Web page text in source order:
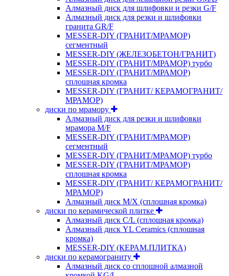
Алмазный диск для шлифовки и резки G/F
Алмазный диск для резки и шлифовки
гранита GR/F
MESSER-DIY (ГРАНИТ/МРАМОР)
сегментный
MESSER-DIY (ЖЕЛЕЗОБЕТОН/ГРАНИТ)
MESSER-DIY (ГРАНИТ/МРАМОР) турбо
MESSER-DIY (ГРАНИТ/МРАМОР)
сплошная кромка
MESSER-DIY (ГРАНИТ/ КЕРАМОГРАНИТ/
МРАМОР)
диски по мрамору
Алмазный диск для резки и шлифовки
мрамора M/F
MESSER-DIY (ГРАНИТ/МРАМОР)
сегментный
MESSER-DIY (ГРАНИТ/МРАМОР) турбо
MESSER-DIY (ГРАНИТ/МРАМОР)
сплошная кромка
MESSER-DIY (ГРАНИТ/ КЕРАМОГРАНИТ/
МРАМОР)
Алмазный диск M/X (сплошная кромка)
диски по керамической плитке
Алмазный диск C/L (сплошная кромка)
Алмазный диск YL Ceramics (сплошная
кромка)
MESSER-DIY (КЕРАМ.ПЛИТКА)
диски по керамограниту
Алмазный диск со сплошной алмазной